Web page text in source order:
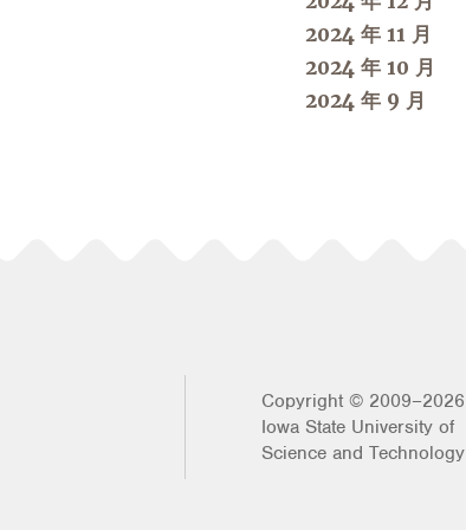
2024 年 11 月
2024 年 10 月
2024 年 9 月
Copyright © 2009–2026
Iowa State University of
Science and Technology